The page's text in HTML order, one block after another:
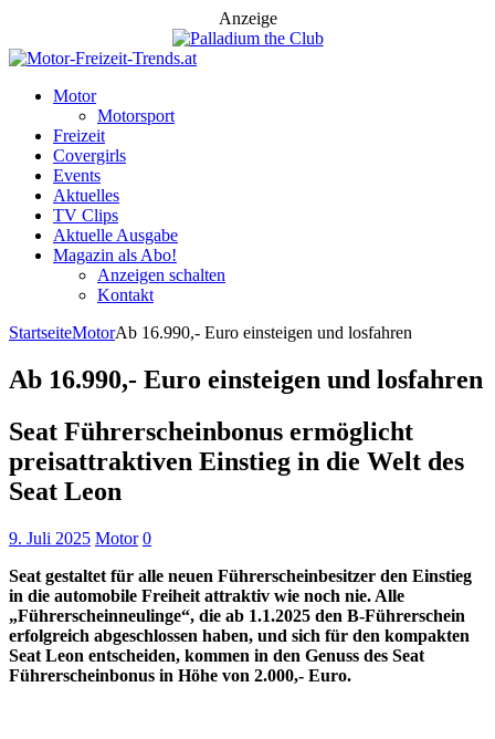
Anzeige
Motor
Motorsport
Freizeit
Covergirls
Events
Aktuelles
TV Clips
Aktuelle Ausgabe
Magazin als Abo!
Anzeigen schalten
Kontakt
StartseiteMotorAb 16.990,- Euro einsteigen und losfahren
Ab 16.990,- Euro einsteigen und losfahren
Seat Führerscheinbonus ermöglicht
preisattraktiven Einstieg in die Welt des
Seat Leon
9. Juli 2025 Motor 0
Seat gestaltet für alle neuen Führerscheinbesitzer den Einstieg
in die automobile Freiheit attraktiv wie noch nie. Alle
„Führerscheinneulinge“, die ab 1.1.2025 den B-Führerschein
erfolgreich abgeschlossen haben, und sich für den kompakten
Seat Leon entscheiden, kommen in den Genuss des Seat
Führerscheinbonus in Höhe von 2.000,- Euro.